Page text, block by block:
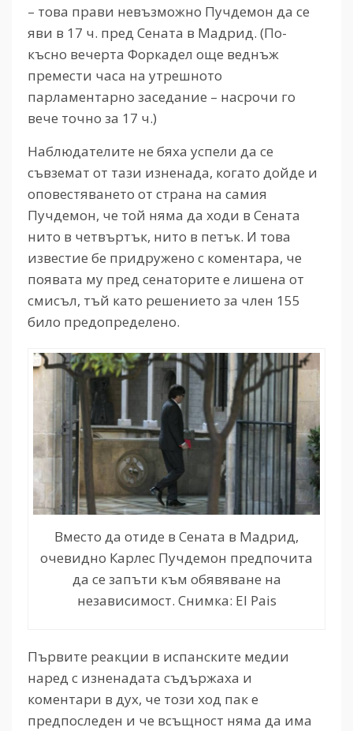
– това прави невъзможно Пучдемон да се
яви в 17 ч. пред Сената в Мадрид. (По-
късно вечерта Форкадел още веднъж
премести часа на утрешното
парламентарно заседание – насрочи го
вече точно за 17 ч.)
Наблюдателите не бяха успели да се
съвземат от тази изненада, когато дойде и
оповестяването от страна на самия
Пучдемон, че той няма да ходи в Сената
нито в четвъртък, нито в петък. И това
известие бе придружено с коментара, че
появата му пред сенаторите е лишена от
смисъл, тъй като решението за член 155
било предопределено.
Вместо да отиде в Сената в Мадрид,
очевидно Карлес Пучдемон предпочита
да се запъти към обявяване на
независимост. Снимка: El Pais
Първите реакции в испанските медии
наред с изненадата съдържаха и
коментари в дух, че този ход пак е
предпоследен и че всъщност няма да има